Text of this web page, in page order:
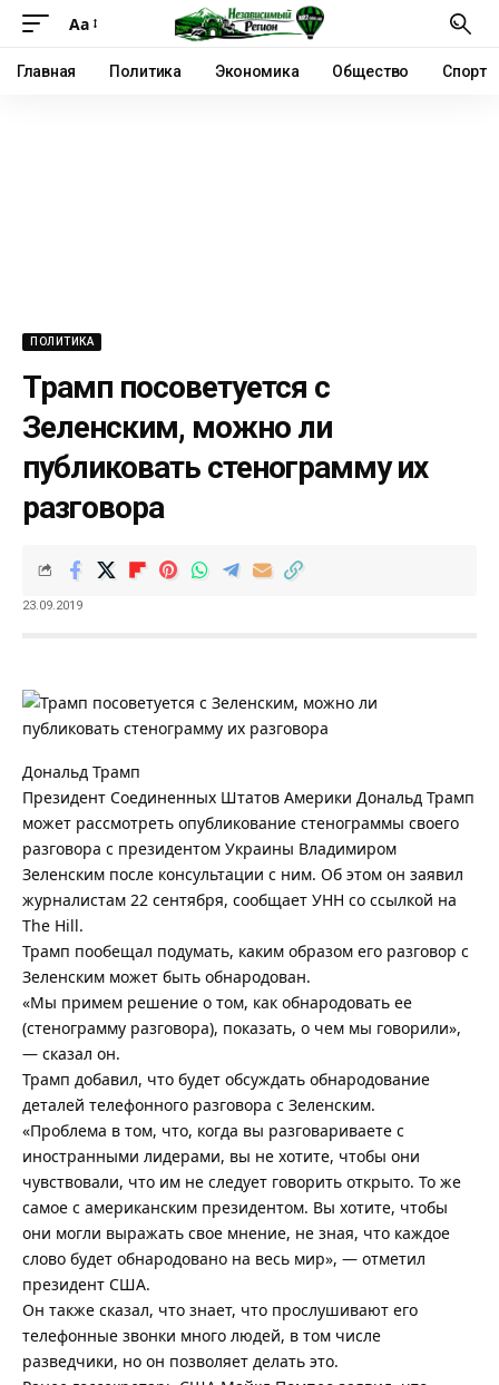
Аа
Главная Политика Экономика Общество Спорт
ПОЛИТИКА
Трамп посоветуется с
Зеленским, можно ли
публиковать стенограмму их
разговора
23.09.2019
Дональд Трамп
Президент Соединенных Штатов Америки Дональд Трамп
может рассмотреть опубликование стенограммы своего
разговора с президентом Украины Владимиром
Зеленским после консультации с ним. Об этом он заявил
журналистам 22 сентября, сообщает УНН со ссылкой на
The Hill.
Трамп пообещал подумать, каким образом его разговор с
Зеленским может быть обнародован.
«Мы примем решение о том, как обнародовать ее
(стенограмму разговора), показать, о чем мы говорили»,
— сказал он.
Трамп добавил, что будет обсуждать обнародование
деталей телефонного разговора с Зеленским.
«Проблема в том, что, когда вы разговариваете с
иностранными лидерами, вы не хотите, чтобы они
чувствовали, что им не следует говорить открыто. То же
самое с американским президентом. Вы хотите, чтобы
они могли выражать свое мнение, не зная, что каждое
слово будет обнародовано на весь мир», — отметил
президент США.
Он также сказал, что знает, что прослушивают его
телефонные звонки много людей, в том числе
разведчики, но он позволяет делать это.